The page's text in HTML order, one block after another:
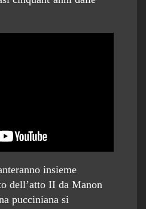
insieme
dell’atto II da Manon
pucciniana si